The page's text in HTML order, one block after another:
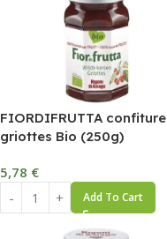
FIORDIFRUTTA confiture
griottes Bio (250g)
5,78 €
Add To Cart